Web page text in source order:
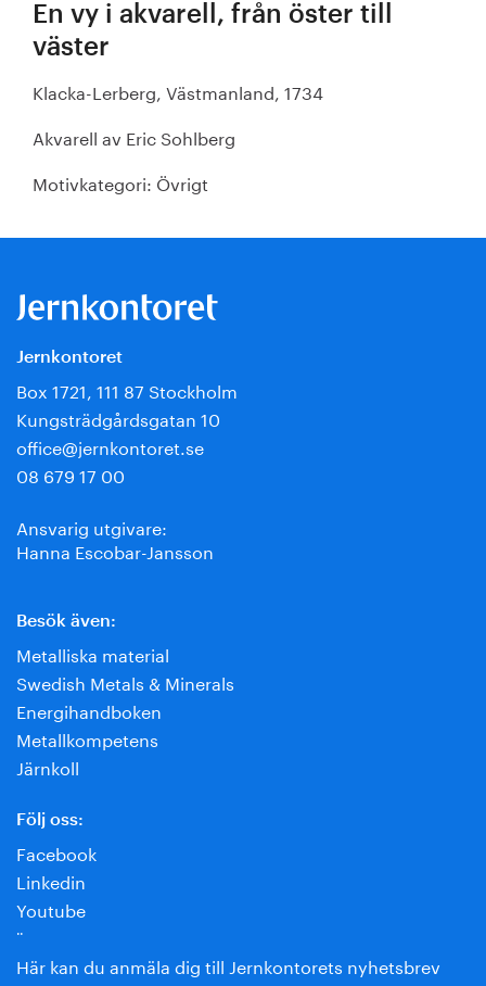
En vy i akvarell, från öster till
väster
Klacka-Lerberg, Västmanland, 1734
Akvarell av Eric Sohlberg
Motivkategori: Övrigt
Jernkontoret
Box 1721, 111 87 Stockholm
Kungsträdgårdsgatan 10
office@jernkontoret.se
08 679 17 00
Ansvarig utgivare:
Hanna Escobar-Jansson
Besök även:
Metalliska material
Swedish Metals & Minerals
Energihandboken
Metallkompetens
Järnkoll
Följ oss:
Facebook
Linkedin
Youtube
¨
Här kan du anmäla dig till Jernkontorets nyhetsbrev